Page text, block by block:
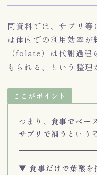
同資料では、サプリ
は体内での利用効率が
（folate）は代謝過程
もられる、という整理
ここがポイント
つまり、 食事でベー
サプリで補う という
▼ 食事だけで葉酸を